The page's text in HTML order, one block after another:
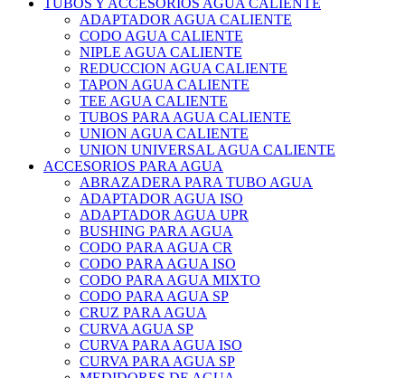
TUBOS Y ACCESORIOS AGUA CALIENTE
ADAPTADOR AGUA CALIENTE
CODO AGUA CALIENTE
NIPLE AGUA CALIENTE
REDUCCION AGUA CALIENTE
TAPON AGUA CALIENTE
TEE AGUA CALIENTE
TUBOS PARA AGUA CALIENTE
UNION AGUA CALIENTE
UNION UNIVERSAL AGUA CALIENTE
ACCESORIOS PARA AGUA
ABRAZADERA PARA TUBO AGUA
ADAPTADOR AGUA ISO
ADAPTADOR AGUA UPR
BUSHING PARA AGUA
CODO PARA AGUA CR
CODO PARA AGUA ISO
CODO PARA AGUA MIXTO
CODO PARA AGUA SP
CRUZ PARA AGUA
CURVA AGUA SP
CURVA PARA AGUA ISO
CURVA PARA AGUA SP